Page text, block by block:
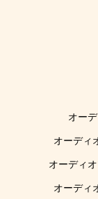
オー
オーディ
オーディ
オーディ